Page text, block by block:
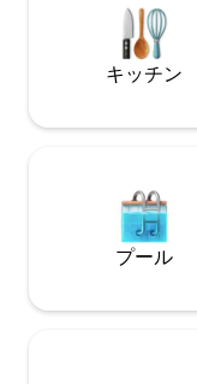
キッチン
プール